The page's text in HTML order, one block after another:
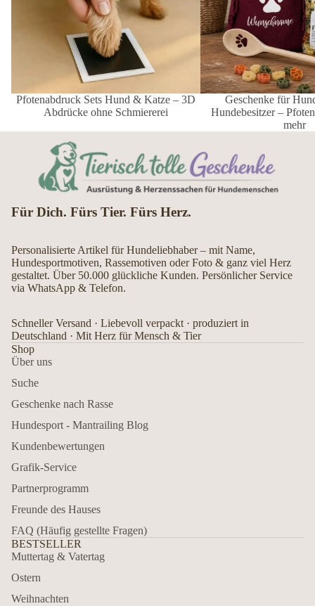
Pfotenabdruck Sets Hund & Katze – 3D
Abdrücke ohne Schmiererei
Geschenke für
Hundebesitzer –
mehr
Für Dich. Fürs Tier. Fürs Herz.
Personalisierte Artikel für Hundeliebhaber – mit Name,
Hundesportmotiven, Rassemotiven oder Foto & ganz viel Herz
gestaltet. Über 50.000 glückliche Kunden. Persönlicher Service
via WhatsApp & Telefon.
Schneller Versand · Liebevoll verpackt · produziert in
Deutschland · Mit Herz für Mensch & Tier
Shop
Über uns
Suche
Geschenke nach Rasse
Hundesport - Mantrailing Blog
Kundenbewertungen
Grafik-Service
Partnerprogramm
Freunde des Hauses
FAQ (Häufig gestellte Fragen)
BESTSELLER
Muttertag & Vatertag
Ostern
Weihnachten